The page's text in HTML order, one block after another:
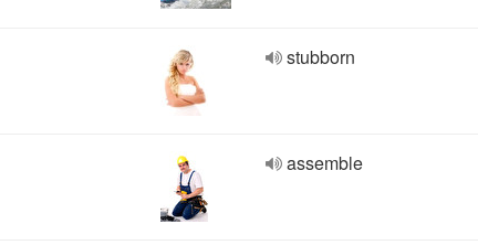
stubborn
assemble